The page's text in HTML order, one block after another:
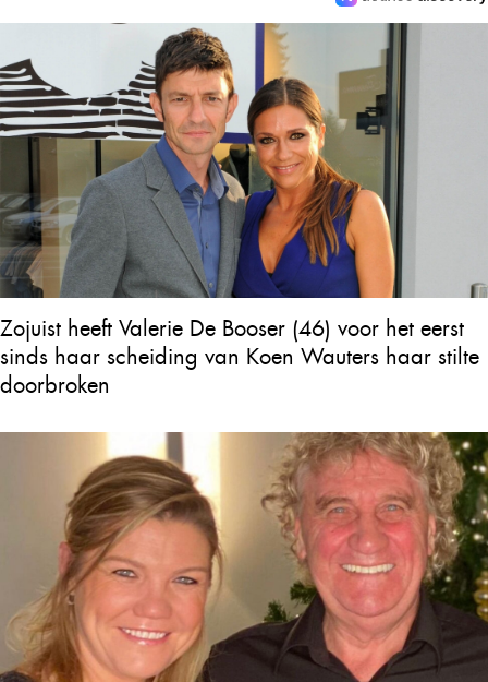
Zojuist heeft Valerie De Booser (46) voor het eerst
sinds haar scheiding van Koen Wauters haar stilte
doorbroken